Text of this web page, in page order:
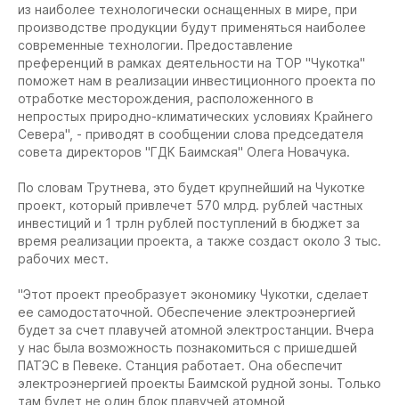
из наиболее технологически оснащенных в мире, при
производстве продукции будут применяться наиболее
современные технологии. Предоставление
преференций в рамках деятельности на ТОР "Чукотка"
поможет нам в реализации инвестиционного проекта по
отработке месторождения, расположенного в
непростых природно-климатических условиях Крайнего
Севера", - приводят в сообщении слова председателя
совета директоров "ГДК Баимская" Олега Новачука.
По словам Трутнева, это будет крупнейший на Чукотке
проект, который привлечет 570 млрд. рублей частных
инвестиций и 1 трлн рублей поступлений в бюджет за
время реализации проекта, а также создаст около 3 тыс.
рабочих мест.
"Этот проект преобразует экономику Чукотки, сделает
ее самодостаточной. Обеспечение электроэнергией
будет за счет плавучей атомной электростанции. Вчера
у нас была возможность познакомиться с пришедшей
ПАТЭС в Певеке. Станция работает. Она обеспечит
электроэнергией проекты Баимской рудной зоны. Только
там будет не один блок плавучей атомной